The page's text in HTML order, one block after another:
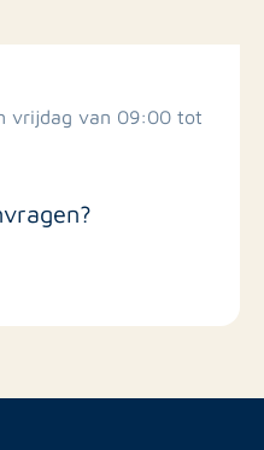
vrijdag van 09:00 tot